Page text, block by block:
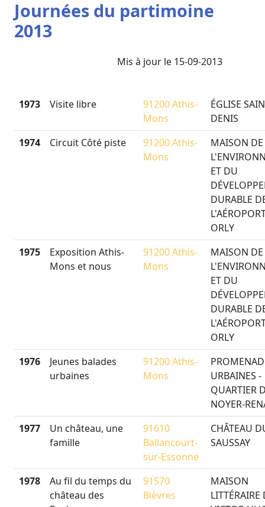
Journées du partimoine
2013
Mis à jour le 15-09-2013
1973 Visite libre
91200 Athis-
Mons
ÉGLISE
DENIS
1974
Circuit Côté piste
91200 Athis-
Mons
MAISON DE
ET DU
DURABLE
ORLY
1975
Exposition Athis-
Mons et nous
91200 Athis-
Mons
MAISON DE
ET DU
DURABLE
ORLY
1976
Jeunes balades
urbaines
91200 Athis-
Mons
URBAINES -
QUARTIER
NOYER-
1977
Un château, une
famille
91610
Ballancourt-
sur-Essonne
CHÂTEAU
SAUSSAY
1978
Au fil du temps du
château des
91570
Bièvres
MAISON
LITTÉRAIRE